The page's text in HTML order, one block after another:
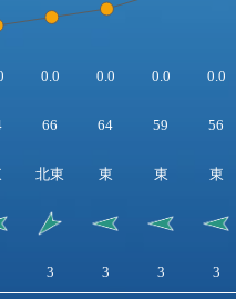
0.0 0.0 0.0 0.0
66 64 59 56
北東 東 東 東
3 3 3 3